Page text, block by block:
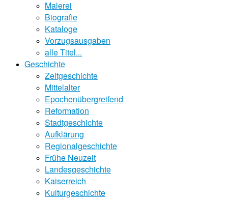
Malerei
Biografie
Kataloge
Vorzugsausgaben
alle Titel...
Geschichte
Zeitgeschichte
Mittelalter
Epochenübergreifend
Reformation
Stadtgeschichte
Aufklärung
Regionalgeschichte
Frühe Neuzeit
Landesgeschichte
Kaiserreich
Kulturgeschichte